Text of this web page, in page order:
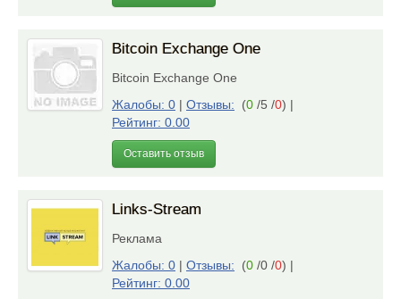
Bitcoin Exchange One
Bitcoin Exchange One
Жалобы: 0 | Отзывы: (0 /5 /0) |
Рейтинг: 0.00
Оставить отзыв
Links-Stream
Реклама
Жалобы: 0 | Отзывы: (0 /0 /0) |
Рейтинг: 0.00